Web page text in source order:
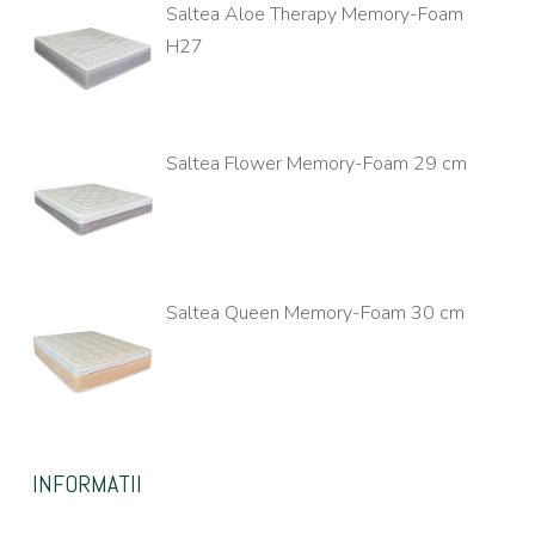
Saltea Aloe Therapy Memory-Foam
H27
Saltea Flower Memory-Foam 29 cm
Saltea Queen Memory-Foam 30 cm
INFORMATII